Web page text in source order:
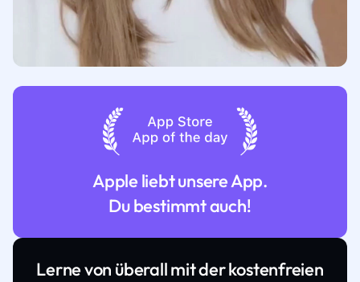
Apple liebt unsere App.
Du bestimmt auch!
Lerne von überall mit der kostenfreien